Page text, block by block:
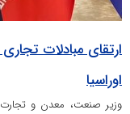
تجاری ایران با
و تجارت جمهوری